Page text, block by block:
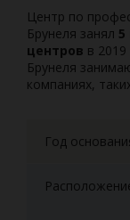
Центр по
Брунеля занял
центров в
Брунеля
компаниях,
Год